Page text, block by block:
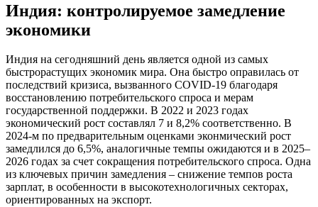
Индия: контролируемое замедление
экономики
Индия на сегодняшний день является одной из самых
быстрорастущих экономик мира. Она быстро оправилась от
последствий кризиса, вызванного COVID-19 благодаря
восстановлению потребительского спроса и мерам
государственной поддержки. В 2022 и 2023 годах
экономический рост составлял 7 и 8,2% соответственно. В
2024-м по предварительным оценками эконмический рост
замедлился до 6,5%, аналогичные темпы ожидаются и в 2025–
2026 годах за счет сокращения потребительского спроса. Одна
из ключевых причин замедления – снижение темпов роста
зарплат, в особенности в высокотехнологичных секторах,
ориентированных на экспорт.